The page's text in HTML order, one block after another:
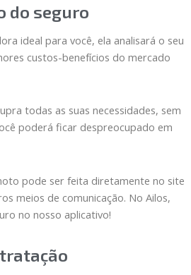
do seguro
ideal para você, ela analisará o seu
custos-benefícios do mercado
todas as suas necessidades, sem
poderá ficar despreocupado em
pode ser feita diretamente no site
meios de comunicação. No Ailos,
no nosso aplicativo!